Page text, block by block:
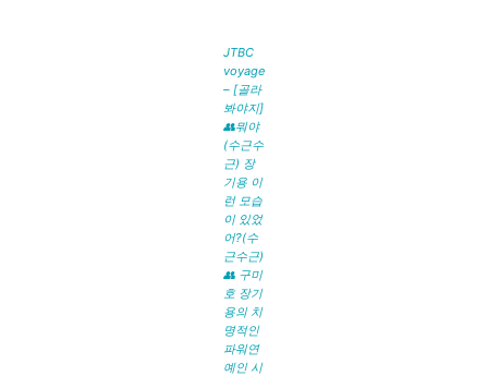
JTBC
voyage
– [골라
봐야지]
👥뭐야
(수근수
근) 장
기용 이
런 모습
이 있었
어?(수
근수근)
👥 구미
호 장기
용의 치
명적인
파워연
예인 시